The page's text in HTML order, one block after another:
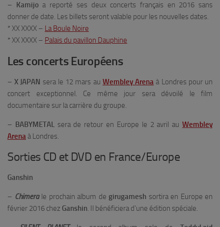
– Kamijo a reporté ses deux concerts français en 2016 sans
donner de date. Les billets seront valable pour les nouvelles dates.
* XX XXXX – La Boule Noire
* XX XXXX – Palais du pavillon Dauphine
Les concerts Européens
–X JAPAN sera le 12 mars au Wembley Arena à Londres pour un
concert exceptionnel. Ce même jour sera dévoilé le film
documentaire sur la carrière du groupe.
– BABYMETALsera de retour en Europe le 2 avril auWembley
Arena à Londres.
Sorties CD et DVD en France/Europe
Ganshin
– Chimerale prochain album de girugamesh sortira en Europe en
février 2016 chez Ganshin. Il bénéficiera d’une édition spéciale.